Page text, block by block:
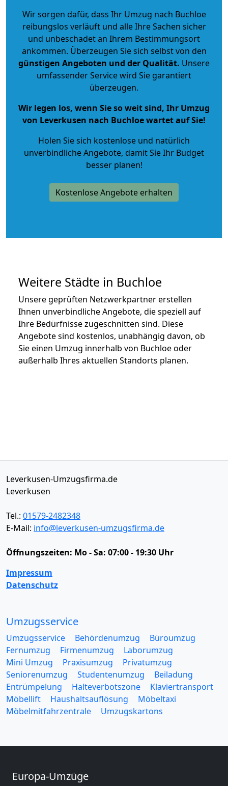
Wir sorgen dafür, dass Ihr Umzug nach Buchloe
reibungslos verläuft und alle Ihre Sachen sicher
und unbeschadet an Ihrem Bestimmungsort
ankommen. Überzeugen Sie sich selbst von den
günstigen Angeboten und der Qualität. Unsere
umfassender Service wird Sie garantiert
überzeugen.
Wir legen los, wenn Sie so weit sind, Ihr Umzug
von Leverkusen nach Buchloe wartet auf Sie!
Holen Sie sich kostenlose und natürlich
unverbindliche Angebote, damit Sie Ihr Budget
besser planen!
Kostenlose Angebote erhalten
Weitere Städte in Buchloe
Unsere geprüften Netzwerkpartner erstellen
Ihnen unverbindliche Angebote, die speziell auf
Ihre Bedürfnisse zugeschnitten sind. Diese
Angebote sind kostenlos, unabhängig davon, ob
Sie einen Umzug innerhalb von Buchloe oder
außerhalb Ihres aktuellen Standorts planen.
Leverkusen-Umzugsfirma.de
Leverkusen
Tel.: 01579-2482348
E-Mail: info@leverkusen-umzugsfirma.de
Öffnungszeiten: Mo - Sa: 07:00 - 19:30 Uhr
Impressum
Datenschutz
Umzugsservice
Umzugsservice Behördenumzug
Büroumzug
Fernumzug
Firmenumzug
Laborumzug
Mini Umzug
Praxisumzug
Privatumzug
Seniorenumzug
Studentenumzug
Beiladung
Entrümpelung
Halteverbotszone
Klaviertransport
Möbellift
Haushaltsauflösung
Möbeltaxi
Möbelmitfahrzentrale
Umzugskartons
Europa-Umzüge